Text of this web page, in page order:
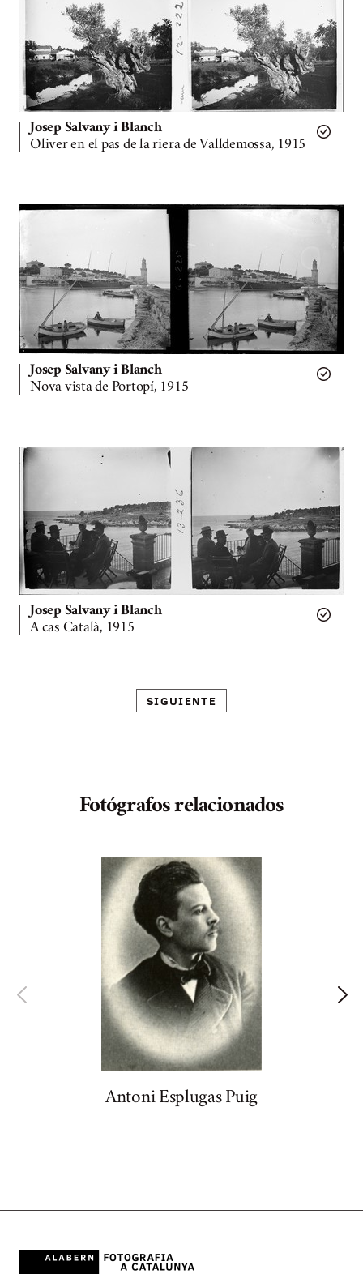
Josep Salvany i Blanch
Oliver en el pas de la riera de Valldemossa, 1915
Josep Salvany i Blanch
Nova vista de Portopí, 1915
Josep Salvany i Blanch
A cas Català, 1915
SIGUIENTE
Fotógrafos relacionados
Antoni Esplugas Puig